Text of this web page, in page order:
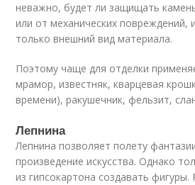
неважно, будет ли защищать
или от механических повреждений,
только внешний вид материала.
Поэтому чаще для отделки
мрамор, известняк, кварцевая
времени), ракушечник, фельзит,
Лепнина
Лепнина позволяет полету
произведение искусства. Однако
из гипсокартона создавать